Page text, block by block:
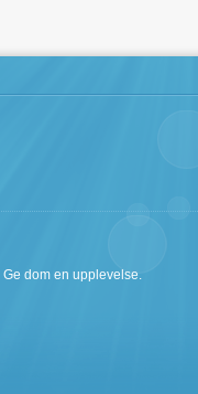
dom en upplevelse.